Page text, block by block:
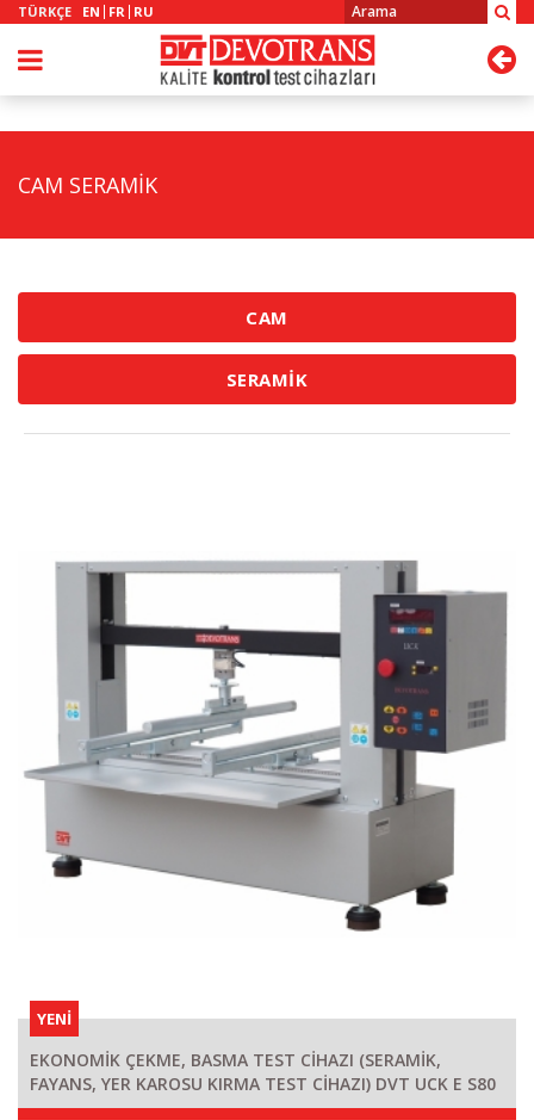
TÜRKÇE EN FR RU
CAM SERAMİK
CAM
SERAMİK
YENİ
EKONOMİK ÇEKME, BASMA TEST CİHAZI (SERAMİK,
FAYANS, YER KAROSU KIRMA TEST CİHAZI) DVT UCK E S80
K